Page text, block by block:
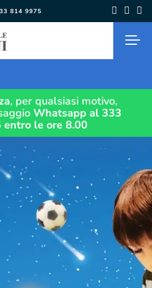
814 9975
, per qualsiasi motivo,
Whatsapp al 333
entro le ore 8.00